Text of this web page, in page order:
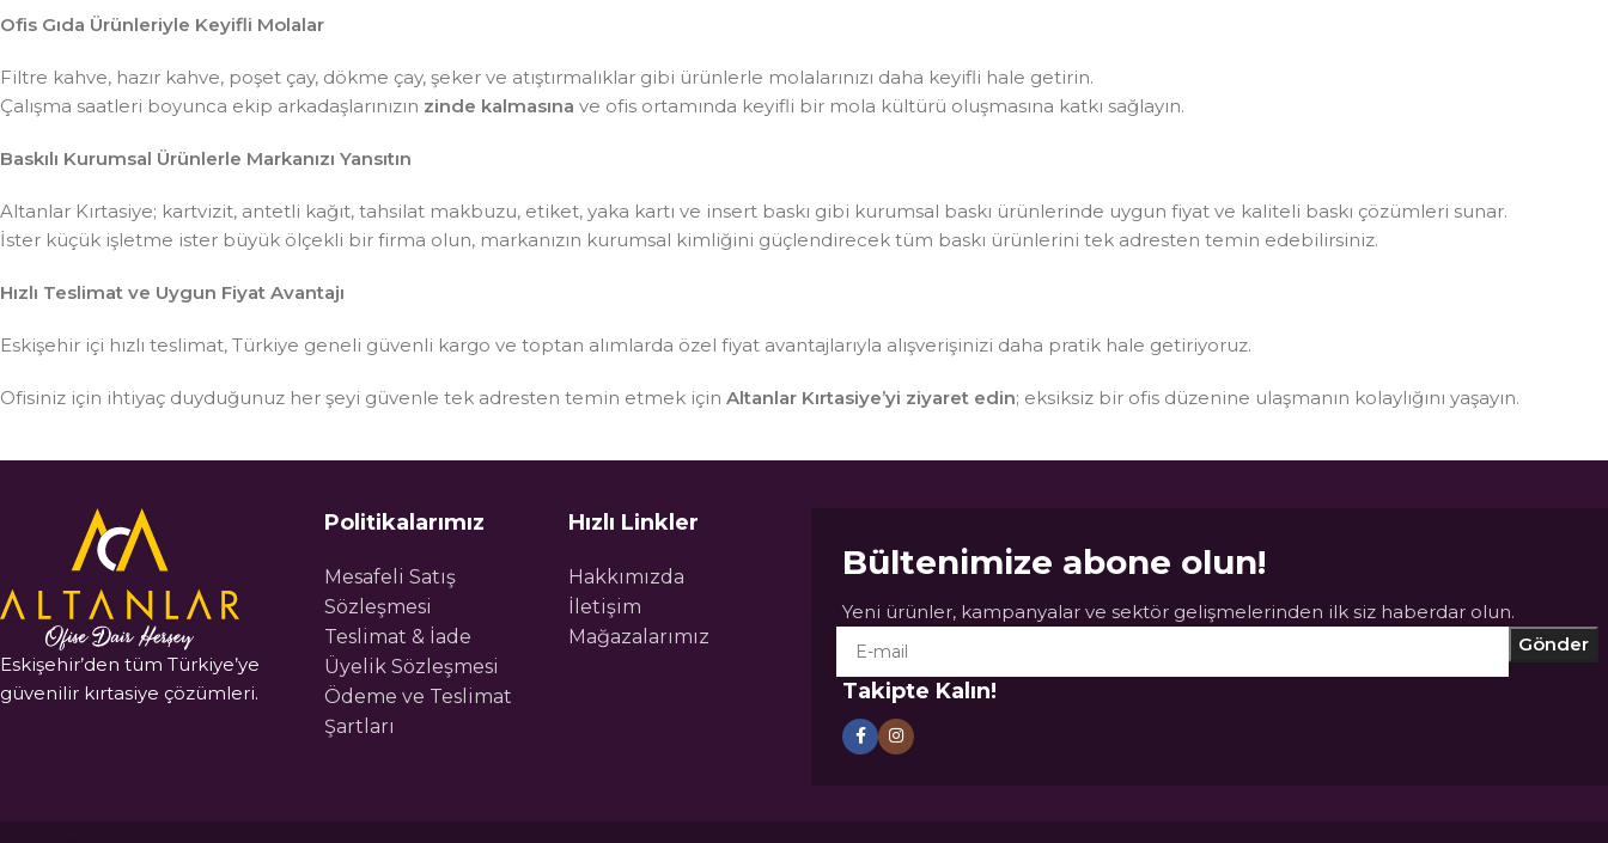
Ofis Gıda Ürünleriyle Keyifli Molalar
Filtre kahve, hazır kahve, poşet çay, dökme çay, şeker ve atıştırmalıklar gibi ürünlerle molalarınızı daha keyifli hale getirin.
Çalışma saatleri boyunca ekip arkadaşlarınızın zinde kalmasına ve ofis ortamında keyifli bir mola kültürü oluşmasına katkı sağlayın.
Baskılı Kurumsal Ürünlerle Markanızı Yansıtın
Altanlar Kırtasiye; kartvizit, antetli kağıt, tahsilat makbuzu, etiket, yaka kartı ve insert baskı gibi kurumsal baskı ürünlerinde uygun fiyat ve kaliteli baskı çözümleri sunar.
İster küçük işletme ister büyük ölçekli bir firma olun, markanızın kurumsal kimliğini güçlendirecek tüm baskı ürünlerini tek adresten temin edebilirsiniz.
Hızlı Teslimat ve Uygun Fiyat Avantajı
Eskişehir içi hızlı teslimat, Türkiye geneli güvenli kargo ve toptan alımlarda özel fiyat avantajlarıyla alışverişinizi daha pratik hale getiriyoruz.
Ofisiniz için ihtiyaç duyduğunuz her şeyi güvenle tek adresten temin etmek için Altanlar Kırtasiye’yi ziyaret edin; eksiksiz bir ofis düzenine ulaşmanın kolaylığını yaşayın.
Eskişehir’den tüm Türkiye’ye
güvenilir kırtasiye çözümleri.
Politikalarımız
Mesafeli Satış
Sözleşmesi
Teslimat & İade
Üyelik Sözleşmesi
Ödeme ve Teslimat
Şartları
Hızlı Linkler
Hakkımızda
İletişim
Mağazalarımız
Bültenimize abone olun!
Yeni ürünler, kampanyalar ve sektör gelişmelerinden ilk siz haberdar olun.
Takipte Kalın!